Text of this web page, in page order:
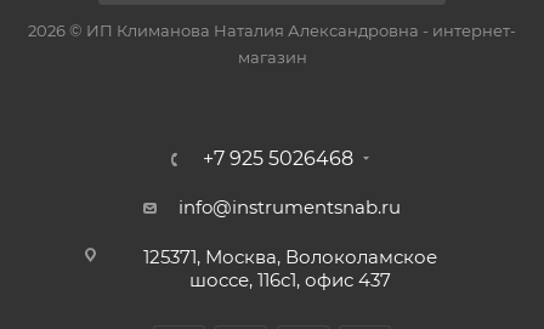
2026 © ИП Климанова Наталия Александровна - интернет-
магазин
+7 925 5026468
info@instrumentsnab.ru
125371, Москва, Волоколамское
шоссе, 116с1, офис 437